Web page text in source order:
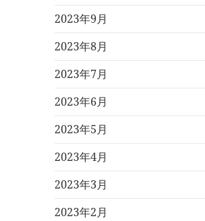
2023年9月
2023年8月
2023年7月
2023年6月
2023年5月
2023年4月
2023年3月
2023年2月